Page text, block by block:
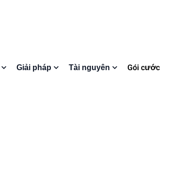
Giải pháp Tài nguyên Gói cước